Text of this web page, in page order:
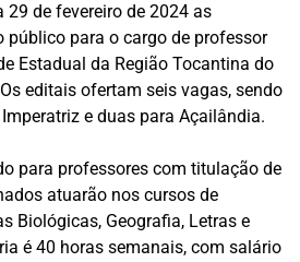
29 de fevereiro de 2024 as
público para o cargo de professor
Estadual da Região Tocantina do
editais ofertam seis vagas, sendo
e duas para Açailândia.
para professores com titulação de
atuarão nos cursos de
Biológicas, Geografia, Letras e
é 40 horas semanais, com salário